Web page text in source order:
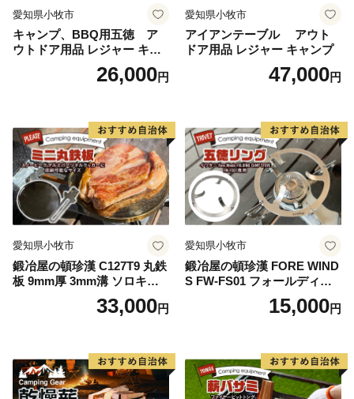
愛知県小牧市
キャンプ、BBQ用五徳 ア
ウトドア用品 レジャー キャ
ンプ バーベキュー BBQ 五徳
26,000円
愛知県小牧市
アイアンテーブル アウト
ドア用品 レジャー キャンプ
47,000円
愛知県小牧市
鍛冶屋の頓珍漢 C127T9 丸鉄
板 9mm厚 3mm溝 ソロキャ
ンプ用 専用ハンドル付き ス
ノーピーク アルミパーソナ
33,000円
愛知県小牧市
鍛冶屋の頓珍漢 FORE WIND
S FW-FS01 フォールディン
グ キャンプストーブ専用 五
15,000円